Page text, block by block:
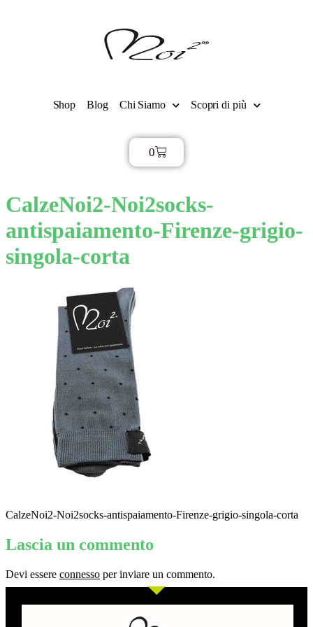
Shop Blog Chi Siamo Scopri di più
0
CalzeNoi2-Noi2socks-
antispaiamento-Firenze-grigio-
singola-corta
CalzeNoi2-Noi2socks-antispaiamento-Firenze-grigio-singola-corta
Lascia un commento
Devi essere connesso per inviare un commento.